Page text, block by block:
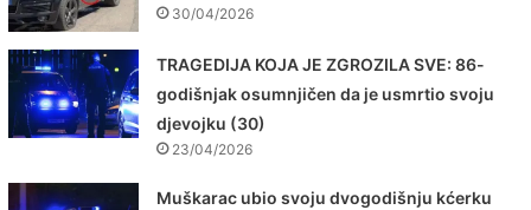
30/04/2026
TRAGEDIJA KOJA JE ZGROZILA SVE: 86-
godišnjak osumnjičen da je usmrtio svoju
djevojku (30)
23/04/2026
Muškarac ubio svoju dvogodišnju kćerku